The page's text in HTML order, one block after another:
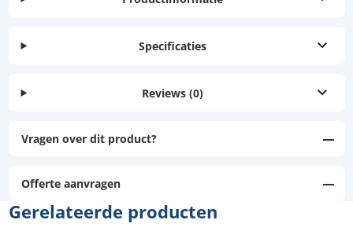
Specificaties
Reviews (0)
Vragen over dit product?
Offerte aanvragen
Gerelateerde producten